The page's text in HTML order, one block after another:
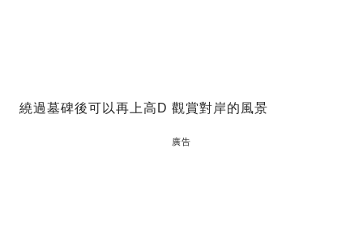
繞過墓碑後可以再上高D 觀賞對岸的風景
廣告